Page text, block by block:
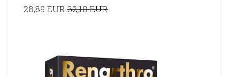
28,89 EUR 32,10 EUR